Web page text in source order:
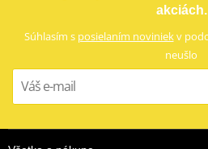
akciách.
Súhlasím s posielaním noviniekv
neušlo